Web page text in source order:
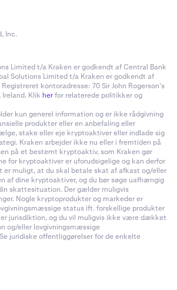
Inc.
Limited t/a Kraken er godkendt af Central Bank
Solutions Limited t/a Kraken er godkendt af
kontoradresse: 70 Sir John Rogerson’s
Ireland. Klik herfor relaterede politikker og
kun generel information og er ikke rådgivning
produkter eller en anbefaling eller
stake eller eje kryptoaktiver eller indlade sig
Kraken arbejder ikke nu eller i fremtiden på
på et bestemt kryptoaktiv, som Kraken gør
for kryptoaktiver er uforudsigelige og kan derfor
er muligt, at du skal betale skat af afkast og/eller
af dine kryptoaktiver, og du bør søge uafhængig
skattesituation. Der gælder muligvis
Nogle kryptoprodukter og markeder er
status ift. forskellige produkter
jurisdiktion, og du vil muligvis ikke være dækket
og/eller lovgivningsmæssige
juridiske offentliggørelser for de enkelte